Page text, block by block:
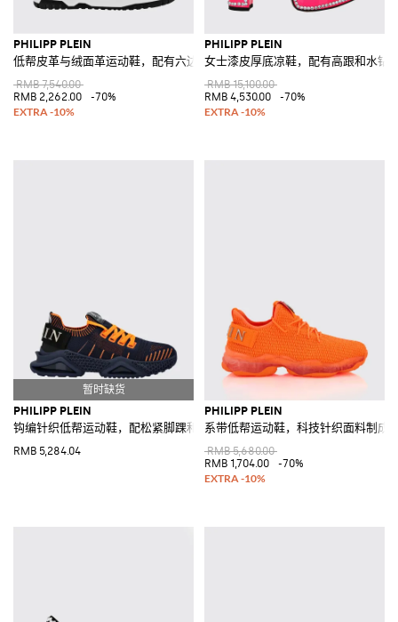
PHILIPP PLEIN
低帮皮革与绒面革运动鞋，配有六边形徽标
RMB 7,540.00
RMB 2,262.00
-70%
PHILIPP PLEIN
女士漆皮厚底凉鞋，配有高跟和水钻
RMB 15,100.00
RMB 4,530.00
-70%
PHILIPP PLEIN
钩编针织低帮运动鞋，配松紧脚踝和徽标
RMB 5,284.04
PHILIPP PLEIN
系带低帮运动鞋，科技针织面料制成
RMB 5,680.00
RMB 1,704.00
-70%